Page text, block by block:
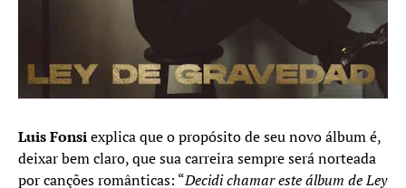
Luis Fonsiexplica que o propósito de seu novo álbum é,
deixar bem claro, que sua carreira sempre será norteada
por canções românticas: “Decidi chamar este álbum de Ley